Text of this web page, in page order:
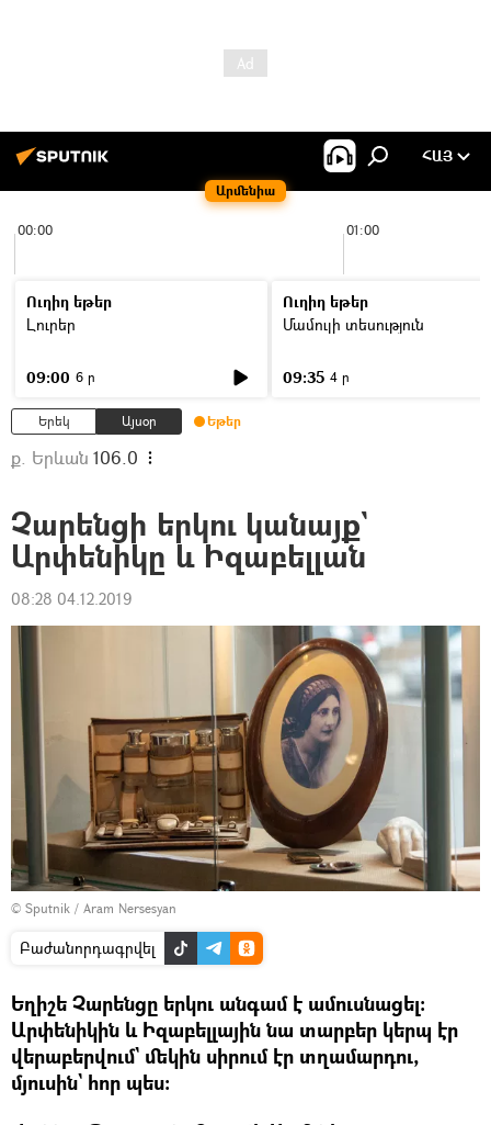
Արմենիա
ՀԱՅ
00:00 01:00
Ուղիղ եթեր
Լուրեր
09:00 6 ր
Ուղիղ եթեր
Մամուլի տեսություն
09:35 4 ր
Երեկ Այսօր Եթեր
ք. Երևան 106.0
Չարենցի երկու կանայք`
Արփենիկը և Իզաբելլան
08:28 04.12.2019
© Sputnik / Aram Nersesyan
Բաժանորդագրվել
Եղիշե Չարենցը երկու անգամ է ամուսնացել։
Արփենիկին և Իզաբելլային նա տարբեր կերպ էր
վերաբերվում` մեկին սիրում էր տղամարդու,
մյուսին` հոր պես։